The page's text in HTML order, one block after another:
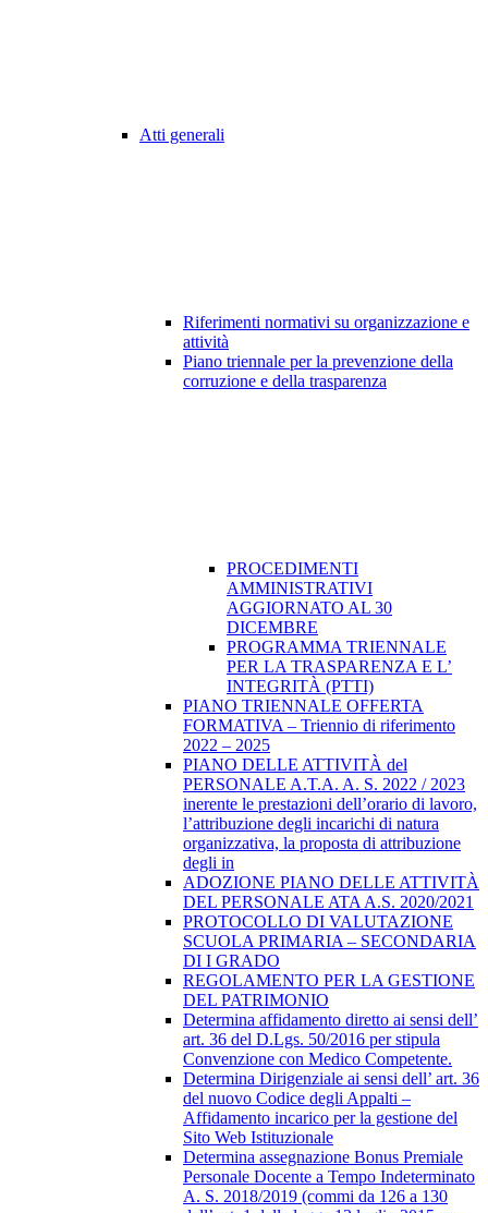
Atti generali
Riferimenti normativi su organizzazione e
attività
Piano triennale per la prevenzione della
corruzione e della trasparenza
PROCEDIMENTI
AMMINISTRATIVI
AGGIORNATO AL 30
DICEMBRE
PROGRAMMA TRIENNALE
PER LA TRASPARENZA E L’
INTEGRITÀ (PTTI)
PIANO TRIENNALE OFFERTA
FORMATIVA – Triennio di riferimento
2022 – 2025
PIANO DELLE ATTIVITÀ del
PERSONALE A.T.A. A. S. 2022 / 2023
inerente le prestazioni dell’orario di lavoro,
l’attribuzione degli incarichi di natura
organizzativa, la proposta di attribuzione
degli in
ADOZIONE PIANO DELLE ATTIVITÀ
DEL PERSONALE ATA A.S. 2020/2021
PROTOCOLLO DI VALUTAZIONE
SCUOLA PRIMARIA – SECONDARIA
DI I GRADO
REGOLAMENTO PER LA GESTIONE
DEL PATRIMONIO
Determina affidamento diretto ai sensi dell’
art. 36 del D.Lgs. 50/2016 per stipula
Convenzione con Medico Competente.
Determina Dirigenziale ai sensi dell’ art. 36
del nuovo Codice degli Appalti –
Affidamento incarico per la gestione del
Sito Web Istituzionale
Determina assegnazione Bonus Premiale
Personale Docente a Tempo Indeterminato
A. S. 2018/2019 (commi da 126 a 130